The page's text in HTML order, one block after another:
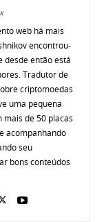
web há mais
encontrou-
desde então está
Tradutor de
criptomoedas
uma pequena
de 50 placas
acompanhando
seu
bons conteúdos